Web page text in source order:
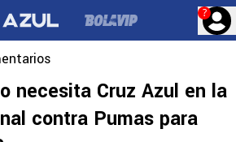
?
necesita Cruz Azul en la
contra Pumas para